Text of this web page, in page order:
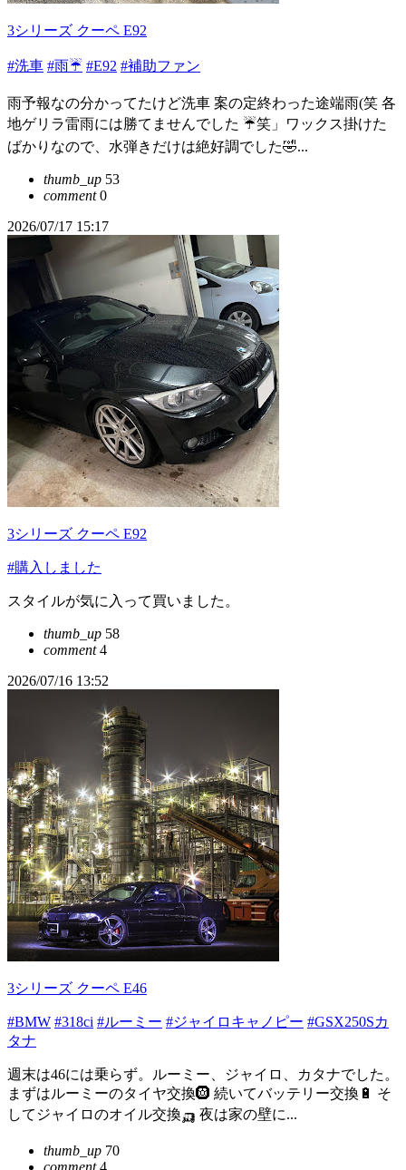
3シリーズ クーペ E92
#洗車 #雨☔ #E92 #補助ファン
雨予報なの分かってたけど洗車 案の定終わった途端雨(笑 各
地ゲリラ雷雨には勝てませんでした ☔️笑」ワックス掛けた
ばかりなので、水弾きだけは絶好調でした🤣...
thumb_up 53
comment0
2026/07/17 15:17
3シリーズ クーペ E92
#購入しました
スタイルが気に入って買いました。
thumb_up 58
comment4
2026/07/16 13:52
3シリーズ クーペ E46
#BMW #318ci #ルーミー #ジャイロキャノピー #GSX250Sカ
タナ
週末は46には乗らず。ルーミー、ジャイロ、カタナでした。
まずはルーミーのタイヤ交換🛞 続いてバッテリー交換🔋 そ
してジャイロのオイル交換🛺 夜は家の壁に...
thumb_up 70
comment4